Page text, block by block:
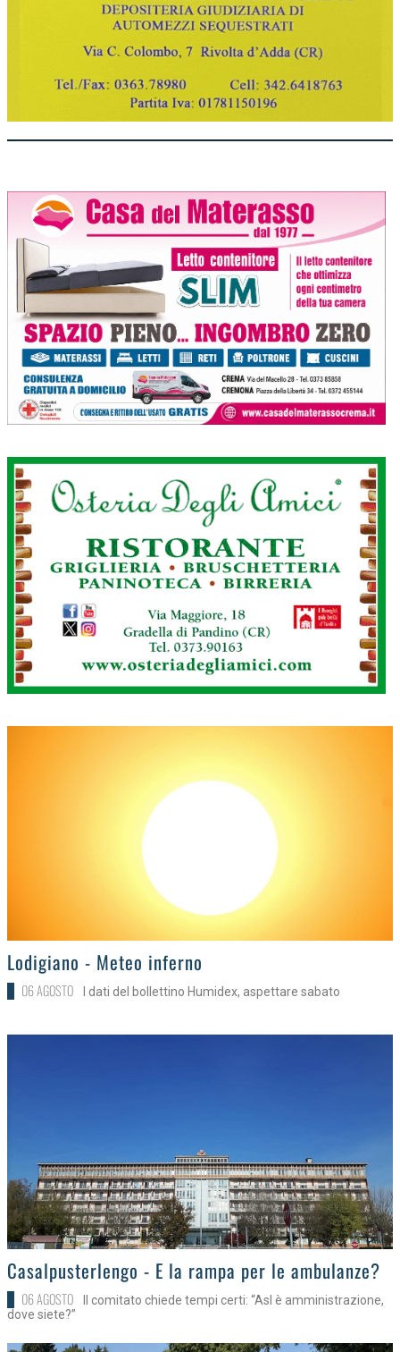
>Lodigiano - Meteo inferno
06 AGOSTO I dati del bollettino Humidex, aspettare sabato
>
Casalpusterlengo - E la rampa per le ambulanze?
06 AGOSTO
Il comitato chiede tempi certi: “Asl è amministrazione,
dove siete?”